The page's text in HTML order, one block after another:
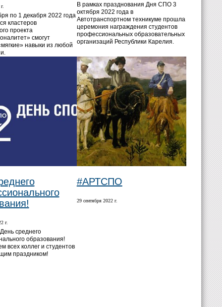
по 1 декабря 2022 года
кластеров
проекта
смогут
навыки из любой
В рамках празднования Дня СПО 3
октября 2022 года в
Автотранспортном техникуме прошла
церемония награждения студентов
профессиональных образовательных
организаций Республики Карелия.
г.
среднего
образования!
всех коллег и студентов
праздником!
#АРТСПО
29 сентября 2022 г.